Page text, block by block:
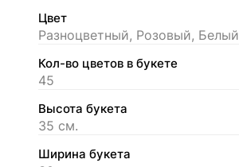
Цвет
Разноцветный, Розовый, Белый
Кол-во цветов в букете
45
Высота букета
35 см.
Ширина букета